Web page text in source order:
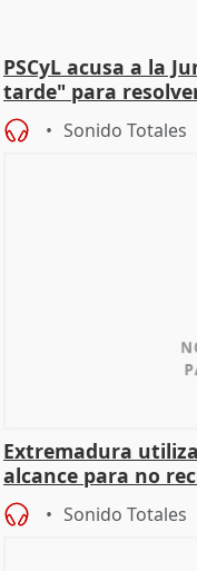
PSCyL acusa a la
tarde" para
Sonido Totales
Extremadura
alcance para no
Sonido Totales